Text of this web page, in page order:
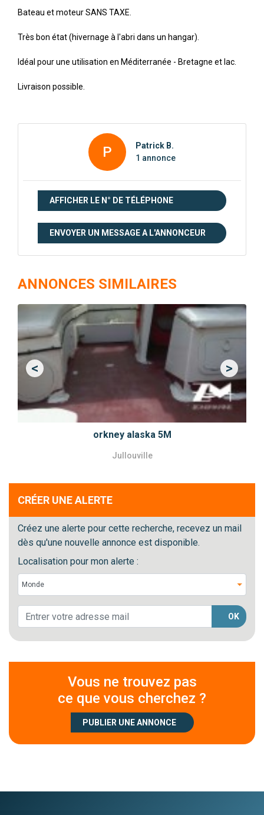
Bateau et moteur SANS TAXE.
Très bon état (hivernage à l'abri dans un hangar).
Idéal pour une utilisation en Méditerranée - Bretagne et lac.
Livraison possible.
P
Patrick B.
1 annonce
AFFICHER LE N° DE TÉLÉPHONE
ENVOYER UN MESSAGE A L'ANNONCEUR
ANNONCES SIMILAIRES
orkney alaska 5M
Jullouville
<Previous >Next
CRÉER UNE ALERTE
Créez une alerte pour cette recherche, recevez un mail
dès qu'une nouvelle annonce est disponible.
Localisation pour mon alerte :
OK
Vous ne trouvez pas
ce que vous cherchez ?
PUBLIER UNE ANNONCE